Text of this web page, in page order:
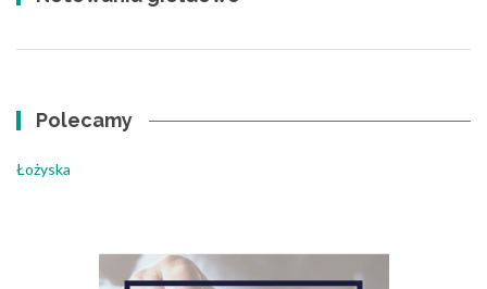
Polecamy
Łożyska